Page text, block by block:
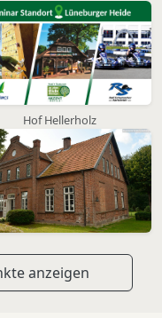
Hof Hellerholz
anzeigen